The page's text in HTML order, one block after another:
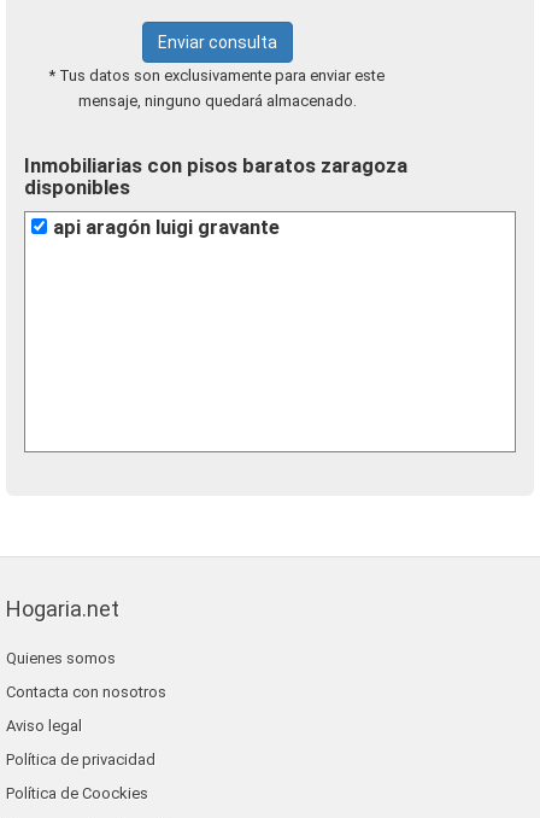
Enviar consulta
* Tus datos son exclusivamente para enviar este
mensaje, ninguno quedará almacenado.
Inmobiliarias con pisos baratos zaragoza
disponibles
api aragón luigi gravante
Hogaria.net
Quienes somos
Contacta con nosotros
Aviso legal
Política de privacidad
Política de Coockies